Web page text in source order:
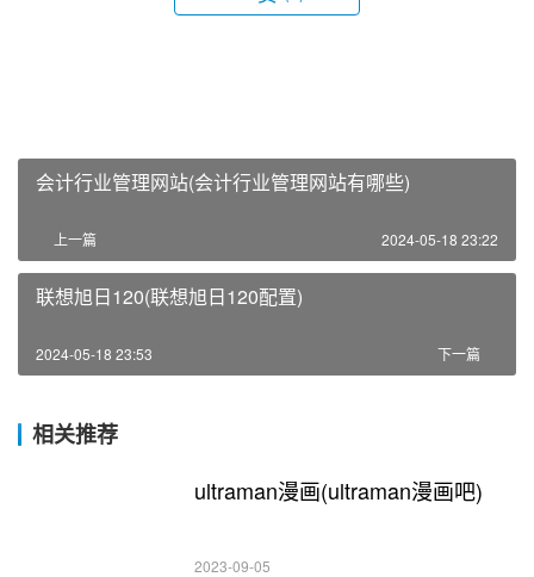
会计行业管理网站(会计行业管理网站有哪些)
上一篇 2024-05-18 23:22
联想旭日120(联想旭日120配置)
下一篇
2024-05-18 23:53
相关推荐
ultraman漫画(ultraman漫画吧)
2023-09-05